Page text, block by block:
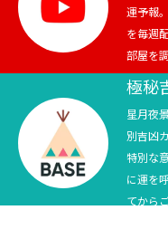
競馬
テニス四大大会・五輪
テニス四大大会・五輪
運予報
を毎週
部屋を
極秘
星月夜
別吉凶
特別な
に運を
てから